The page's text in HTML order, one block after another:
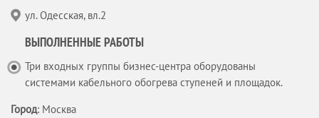
ул. Одесская, вл.2
ВЫПОЛНЕННЫЕ РАБОТЫ
Три входных группы бизнес-центра оборудованы
системами кабельного обогрева ступеней и площадок.
Город: Москва